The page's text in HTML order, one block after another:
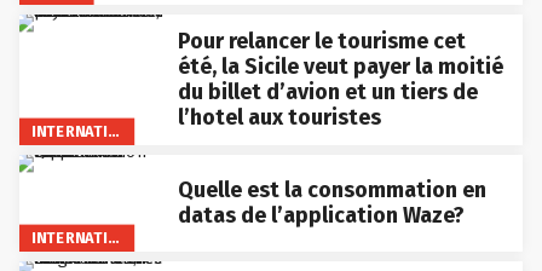
Pour relancer le tourisme cet
été, la Sicile veut payer la moitié
du billet d’avion et un tiers de
l’hotel aux touristes
Quelle est la consommation en
datas de l’application Waze?